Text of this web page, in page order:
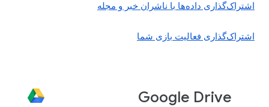
اشتراک‌گذاری داده‌ها با ناشران خبر و مجله
اشتراک‌گذاری فعالیت بازی شما
Google Drive